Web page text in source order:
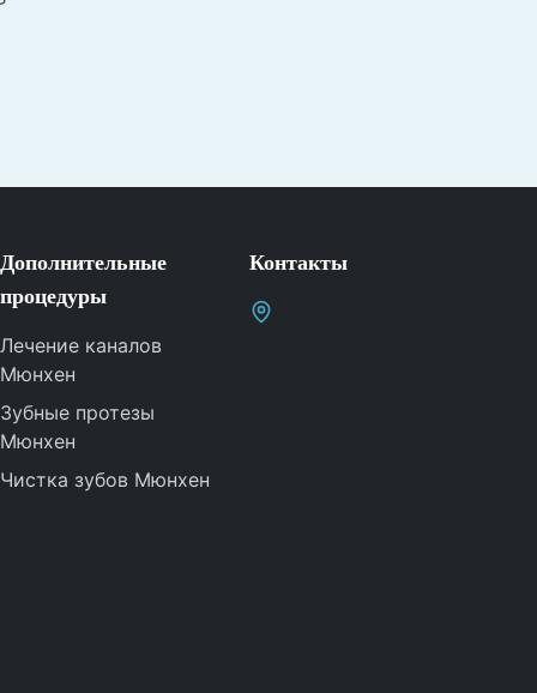
Дополнительные
процедуры
Лечение каналов
Мюнхен
Зубные протезы
Мюнхен
Чистка зубов Мюнхен
Контакты